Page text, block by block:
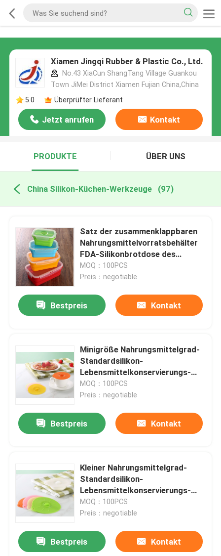
Xiamen Jingqi Rubber & Plastic Co., Ltd.
No.43 XiaCun ShangTang Village Guankou
Town JiMei District Xiamen Fujian China,China
5.0
Überprüfter Lieferant
Jetzt anrufen Kontakt
PRODUKTE ÜBER UNS
China Silikon-Küchen-Werkzeuge (97)
Satz der zusammenklappbaren
Nahrungsmittelvorratsbehälter
FDA-Silikonbrotdose des
Silikon-4 für Kinder
MOQ：100PCS
Preis：negotiable
Bestpreis Kontakt
Minigröße Nahrungsmittelgrad-
Standardsilikon-
Lebensmittelkonservierungs-
Schüssel-Abdeckungsdeckel
MOQ：100PCS
Preis：negotiable
Bestpreis Kontakt
Kleiner Nahrungsmittelgrad-
Standardsilikon-
Lebensmittelkonservierungs-
Schüssel-Abdeckungsdeckel
MOQ：100PCS
Preis：negotiable
Bestpreis Kontakt